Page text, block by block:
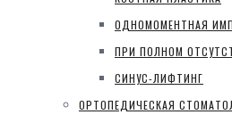
ОДНОМОМЕНТНАЯ
ПРИ ПОЛНОМ
СИНУС-ЛИФТИНГ
ОРТОПЕДИЧЕСКАЯ